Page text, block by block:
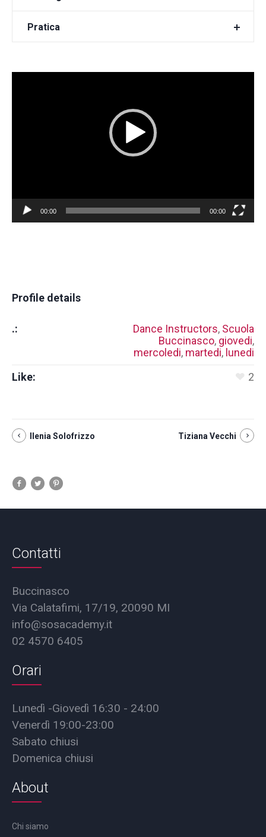
Pratica
00:00 00:00
Profile details
.: Dance Instructors, Scuola
Buccinasco, giovedi,
mercoledi, martedi, lunedi
Like:
2
Ilenia Solofrizzo Tiziana Vecchi
Contatti
Buccinasco
Via Calatafimi, 17/19, 20090 MI
info@sosacademy.it
02 4570 6405
Orari
Lunedì -Giovedì 16:30 - 24:00
Venerdì 19:00-23:00
Sabato chiusi
Domenica chiusi
About
Chi siamo